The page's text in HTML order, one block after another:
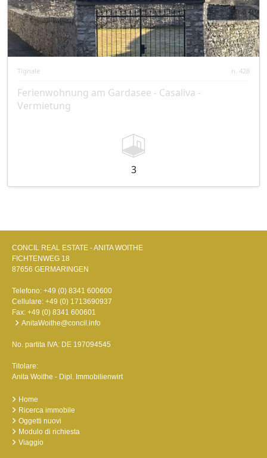
Tignale n. 428
Ferienwohnung am Gardasee - Casaliva -
Vermietung
3
CONCIL REAL ESTATE - ANITA WOITHE
FICHTENWEG 18
87656 GERMARINGEN
Telefono: +49 (0) 8341 600600
Cellulare: +49 (0) 1713690937
Fax: +49 (0) 8341 600601
AnitaWoithe@concil.info
No. partita IVA: DE 197094545
Titolare:
Anita Woithe - Dipl. Immobilienwirt
Home
Ricerca immobile
Oggetti nuovi
Modulo di richiesta
Viaggio